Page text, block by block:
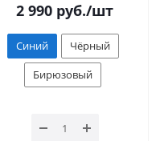
2 990 руб./шт
Синий
Чёрный
Бирюзовый